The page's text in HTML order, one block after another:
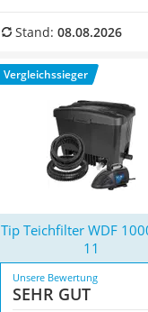
Löschdecke
Winterharte Palmen
Gasdurchlauferhitzer
das Gerät Ihren Test
mit seinen
Stand: 08.08.2026
Vergleichssieger
Tip Teichfilter WDF
11
Unsere Bewertung
SEHR GUT